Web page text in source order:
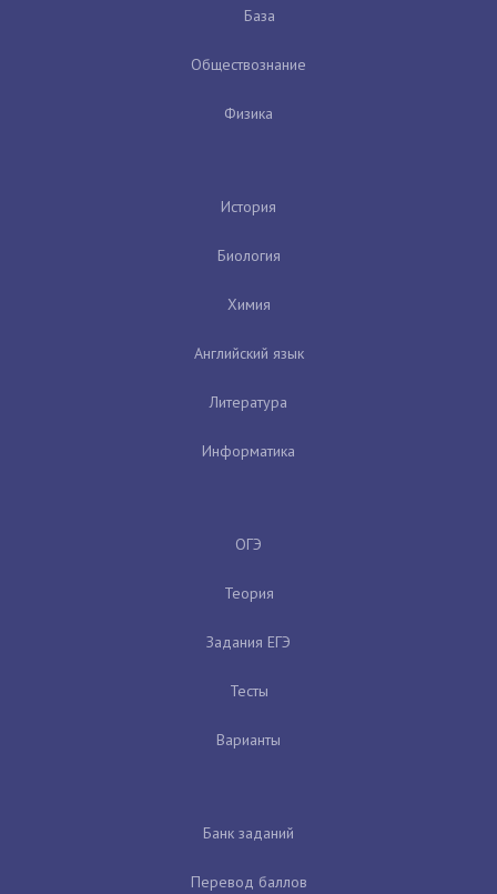
База
Обществознание
Физика
История
Биология
Химия
Английский язык
Литература
Информатика
ОГЭ
Теория
Задания ЕГЭ
Тесты
Варианты
Банк заданий
Перевод баллов